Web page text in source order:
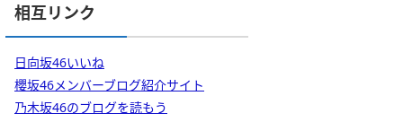
相互リンク
日向坂46いいね
櫻坂46メンバーブログ紹介サイト
乃木坂46のブログを読もう